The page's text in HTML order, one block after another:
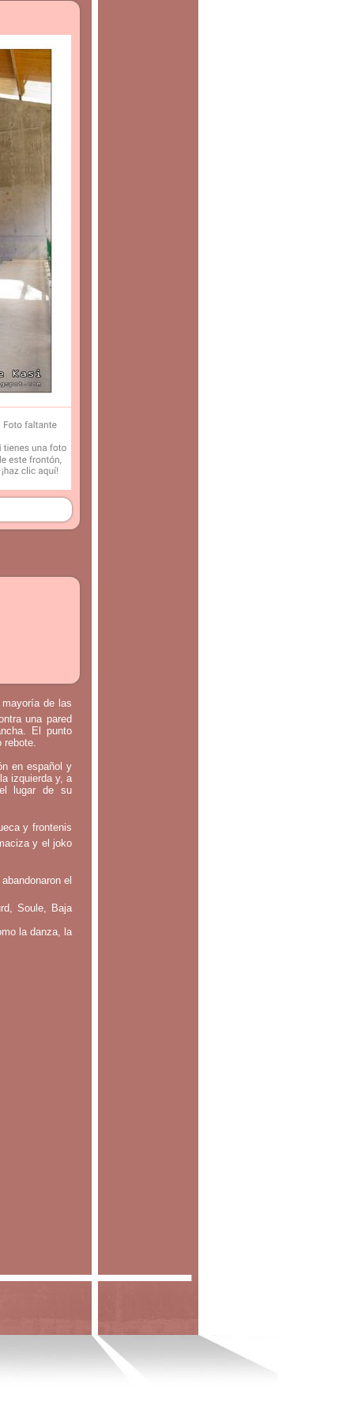
de las
una pared
El punto
rebote.
en español y
izquierda y, a
lugar de su
y frontenis
y el joko
el
Soule, Baja
la danza, la